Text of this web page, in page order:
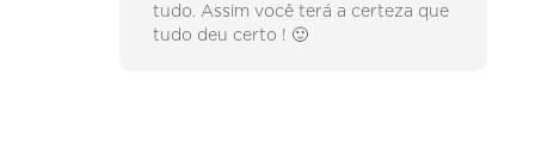
tudo. Assim você terá a certeza que
tudo deu certo ! 🙂